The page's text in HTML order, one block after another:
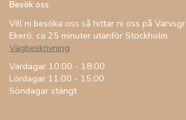
Besök oss
Vill ni besöka oss så hittar ni oss på
Ekerö, ca 25 minuter utanför Stockholm.
Vägbeskrivning
Vardagar 10:00 - 18:00
Lördagar 11:00 - 15:00
Söndagar stängt